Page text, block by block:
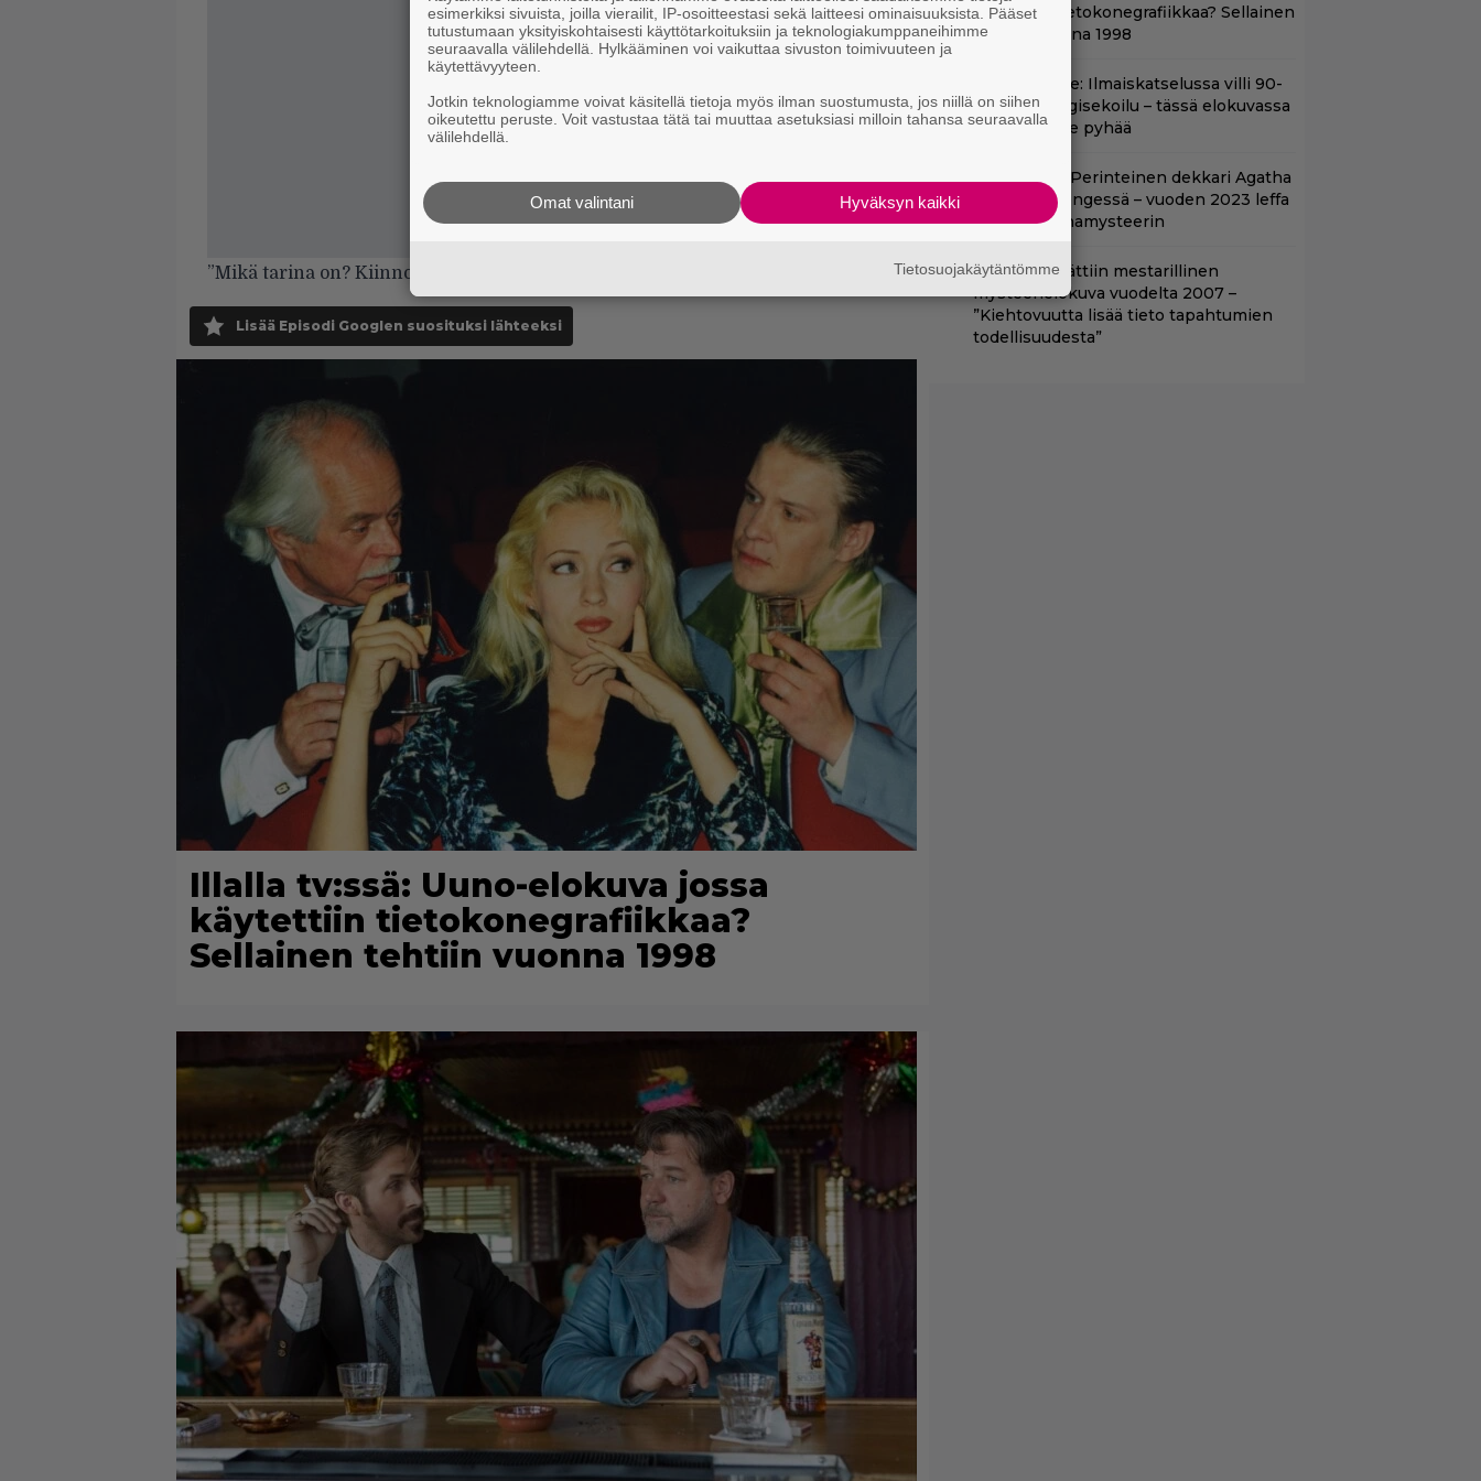
”Mikä tarina on? Kiinnostaako se minua?”
Lisää Episodi Googlen suosituksi lähteeksi
Illalla tv:ssä: Uuno-elokuva jossa
käytettiin tietokonegrafiikkaa?
Sellainen tehtiin vuonna 1998
käytettiin tietokonegrafiikkaa? Sellainen
tehtiin vuonna 1998
Vain aikuisille: Ilmaiskatselussa villi 90-
luvun kyborgisekoilu – tässä elokuvassa
mikään ei ole pyhää
Illalla tv:ssä: Perinteinen dekkari Agatha
Christien hengessä – vuoden 2023 leffa
tarjoaa murhamysteerin
Netflixiin lisättiin mestarillinen
mysteerielokuva vuodelta 2007 –
”Kiehtovuutta lisää tieto tapahtumien
todellisuudesta”
esimerkiksi sivuista, joilla vierailit, IP-osoitteestasi sekä laitteesi ominaisuuksista. Pääset
tutustumaan yksityiskohtaisesti käyttötarkoituksiin ja teknologiakumppaneihimme
seuraavalla välilehdellä. Hylkääminen voi vaikuttaa sivuston toimivuuteen ja
käytettävyyteen.
Jotkin teknologiamme voivat käsitellä tietoja myös ilman suostumusta, jos niillä on siihen
oikeutettu peruste. Voit vastustaa tätä tai muuttaa asetuksiasi milloin tahansa seuraavalla
välilehdellä.
Hyväksyn kaikki
Omat valintani
Tietosuojakäytäntömme